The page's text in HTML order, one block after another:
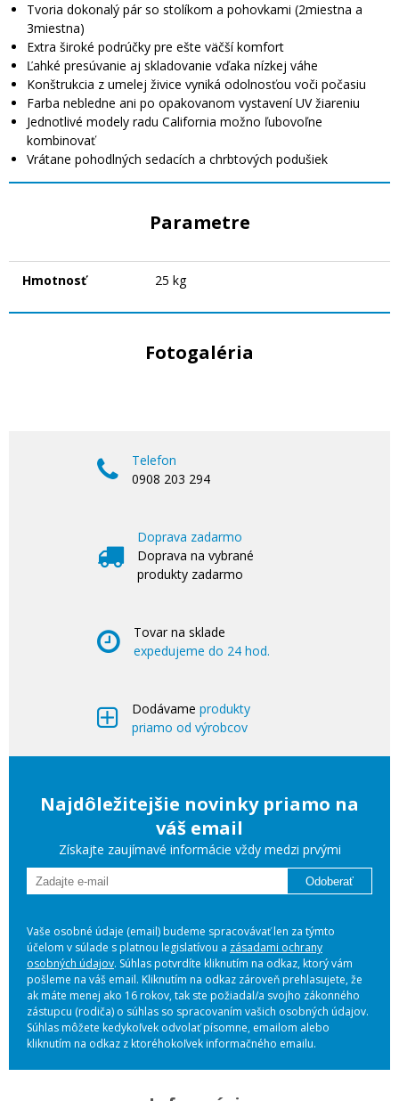
Tvoria dokonalý pár so stolíkom a pohovkami (2miestna a
3miestna)
Extra široké podrúčky pre ešte väčší komfort
Ľahké presúvanie aj skladovanie vďaka nízkej váhe
Konštrukcia z umelej živice vyniká odolnosťou voči počasiu
Farba nebledne ani po opakovanom vystavení UV žiareniu
Jednotlivé modely radu California možno ľubovoľne
kombinovať
Vrátane pohodlných sedacích a chrbtových podušiek
Parametre
Hmotnosť 25 kg
Fotogaléria
Telefon
0908 203 294
Doprava zadarmo
Doprava na vybrané
produkty zadarmo
Tovar na sklade
expedujeme do 24 hod.
Dodávame produkty
priamo od výrobcov
Najdôležitejšie novinky priamo na
váš email
Získajte zaujímavé informácie vždy medzi prvými
Odoberať
Vaše osobné údaje (email) budeme spracovávať len za týmto
účelom v súlade s platnou legislatívou a zásadami ochrany
osobných údajov. Súhlas potvrdíte kliknutím na odkaz, ktorý vám
pošleme na váš email. Kliknutím na odkaz zároveň prehlasujete, že
ak máte menej ako 16 rokov, tak ste požiadal/a svojho zákonného
zástupcu (rodiča) o súhlas so spracovaním vašich osobných údajov.
Súhlas môžete kedykoľvek odvolať písomne, emailom alebo
kliknutím na odkaz z ktoréhokoľvek informačného emailu.